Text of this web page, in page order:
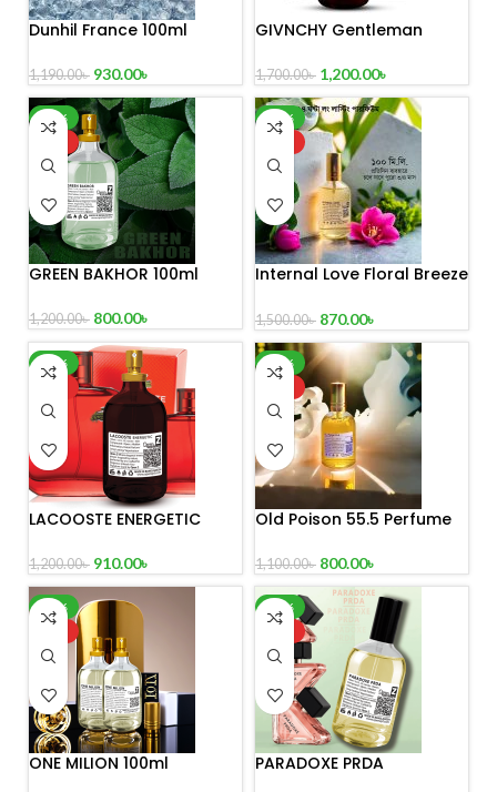
Dunhil France 100ml
1,190.00৳ 930.00৳
GIVNCHY Gentleman
1,700.00৳ 1,200.00৳
-33%
GREEN BAKHOR 100ml
1,200.00৳ 800.00৳
-42%
Internal Love Floral Breeze
1,500.00৳ 870.00৳
-24%
LACOOSTE ENERGETIC
1,200.00৳ 910.00৳
-27%
Old Poison 55.5 Perfume
1,100.00৳ 800.00৳
-35%
ONE MILION 100ml
-25%
PARADOXE PRDA